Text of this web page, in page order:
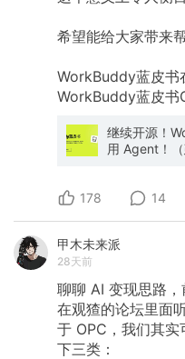
希望能给大家带来
WorkBuddy蓝皮书
WorkBuddy蓝皮书
继续开源！
用 Agent！（
178 14
甲木未来派
28天前
聊聊 AI 变现思路
在观猹的论坛里面
于 OPC，我们其
下三类：